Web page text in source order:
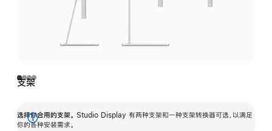
支架
选择你合用的支架。 Studio Display 有两种支架和一种支架转换器可选，以满足
你的各种安装需求。
展